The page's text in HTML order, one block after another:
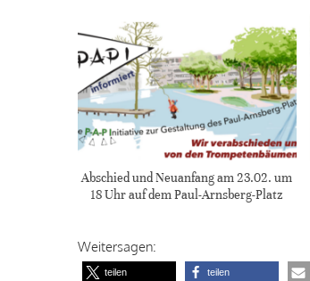
Abschied und Neuanfang am 23.02. um
18 Uhr auf dem Paul-Arnsberg-Platz
Weitersagen:
teilen teilen